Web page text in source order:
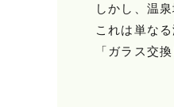
しかし、温
これは単な
「ガラス交